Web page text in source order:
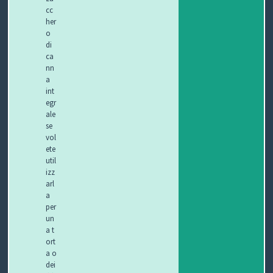
cc
her
o
di
ca
nn
a
int
egr
ale
se
vol
ete
util
izz
arl
a
per
un
a t
ort
a o
dei